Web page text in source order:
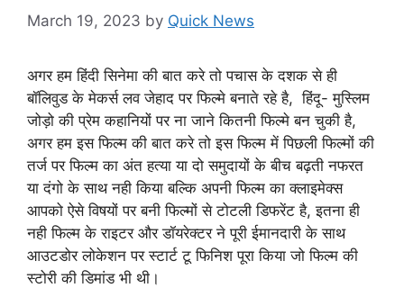
March 19, 2023 by Quick News
अगर हम हिंदी सिनेमा की बात करे तो पचास के दशक से ही
बॉलिवुड के मेकर्स लव जेहाद पर फिल्मे बनाते रहे है, हिंदू- मुस्लिम
जोड़ो की प्रेम कहानियों पर ना जाने कितनी फिल्मे बन चुकी है,
अगर हम इस फिल्म की बात करे तो इस फिल्म में पिछली फिल्मों की
तर्ज पर फिल्म का अंत हत्या या दो समुदायों के बीच बढ़ती नफरत
या दंगो के साथ नही किया बल्कि अपनी फिल्म का क्लाइमेक्स
आपको ऐसे विषयों पर बनी फिल्मों से टोटली डिफरेंट है, इतना ही
नही फिल्म के राइटर और डॉयरेक्टर ने पूरी ईमानदारी के साथ
आउटडोर लोकेशन पर स्टार्ट टू फिनिश पूरा किया जो फिल्म की
स्टोरी की डिमांड भी थी।